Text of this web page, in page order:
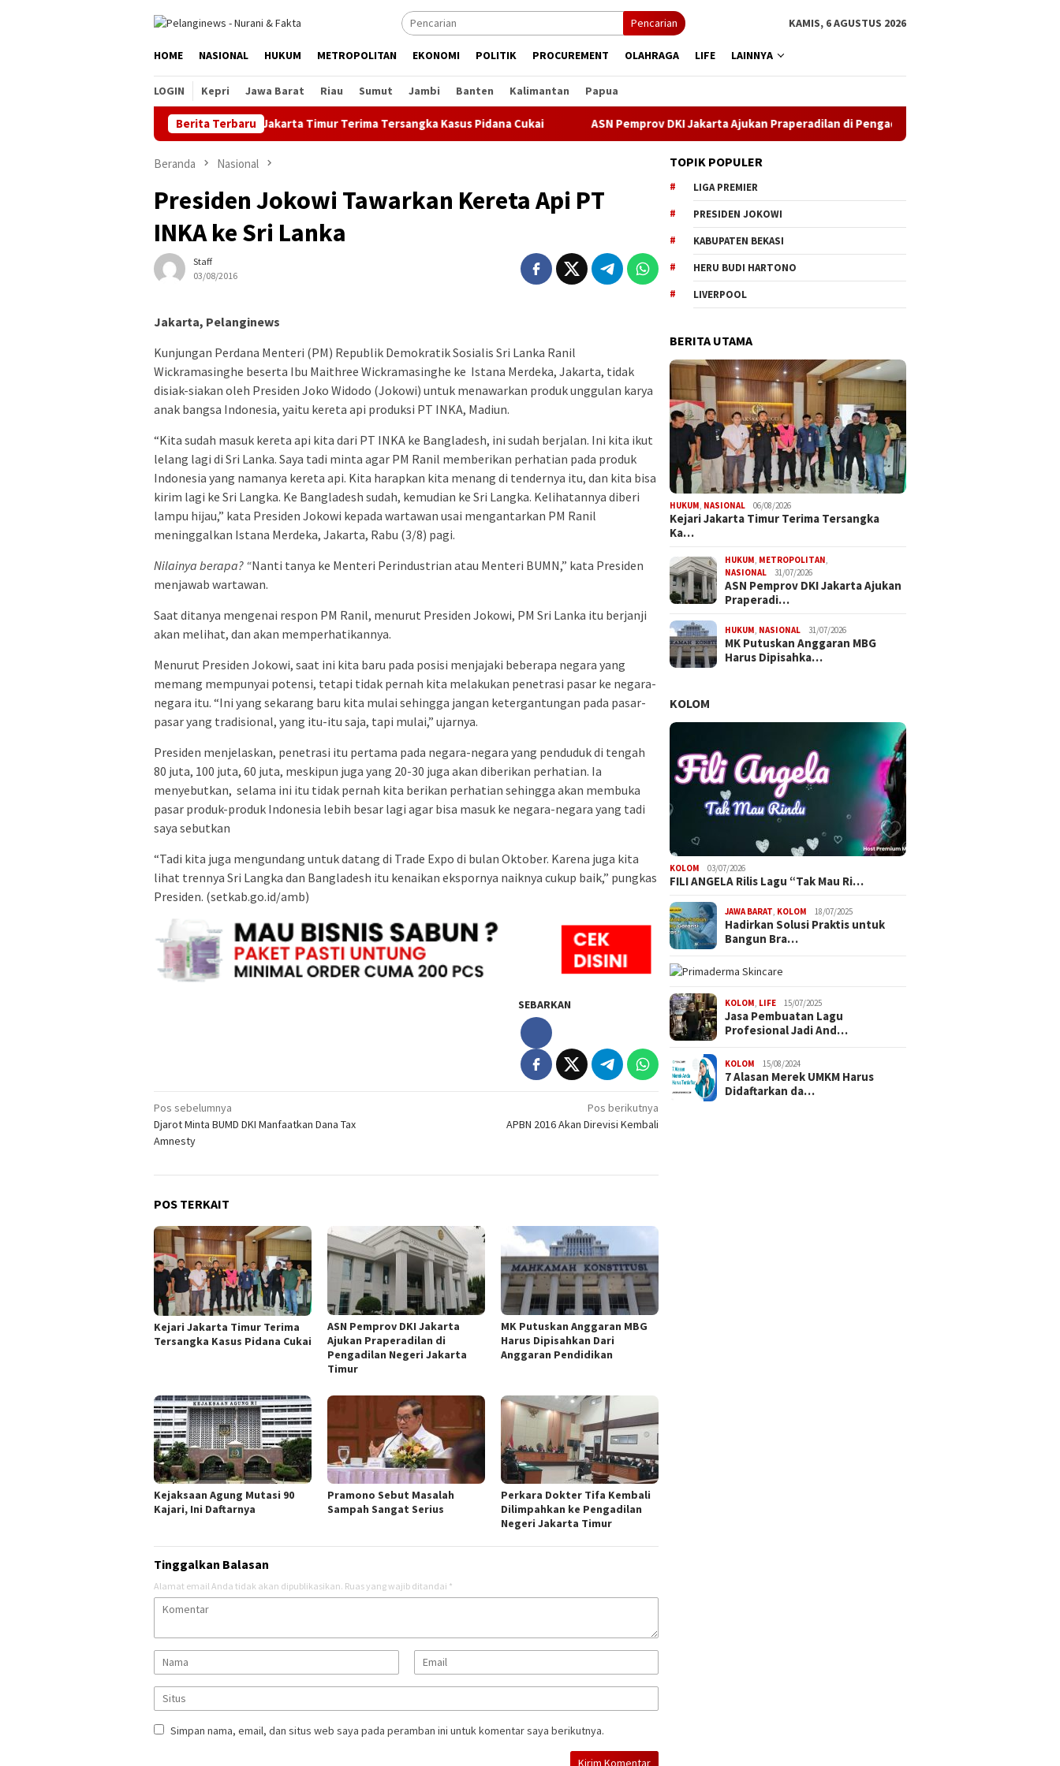
Pencarian KAMIS, 6 AGUSTUS 2026
HOME NASIONAL HUKUM METROPOLITAN EKONOMI POLITIK PROCUREMENT OLAHRAGA LIFE LAINNYA
LOGIN Kepri Jawa Barat Riau Sumut Jambi Banten Kalimantan Papua
Berita Terbaru
Kejari Jakarta Timur Terima Tersangka Kasus Pidana Cukai ASN Pemprov DKI Jakarta Ajukan Praperadilan di Pengadilan Negeri Jakarta Timur
Beranda Nasional
Presiden Jokowi Tawarkan Kereta Api PT
INKA ke Sri Lanka
Staff
03/08/2016
Jakarta, Pelanginews
Kunjungan Perdana Menteri (PM) Republik Demokratik Sosialis Sri Lanka Ranil
Wickramasinghe beserta Ibu Maithree Wickramasinghe ke Istana Merdeka, Jakarta, tidak
disiak-siakan oleh Presiden Joko Widodo (Jokowi) untuk menawarkan produk unggulan karya
anak bangsa Indonesia, yaitu kereta api produksi PT INKA, Madiun.
“Kita sudah masuk kereta api kita dari PT INKA ke Bangladesh, ini sudah berjalan. Ini kita ikut
lelang lagi di Sri Lanka. Saya tadi minta agar PM Ranil memberikan perhatian pada produk
Indonesia yang namanya kereta api. Kita harapkan kita menang di tendernya itu, dan kita bisa
kirim lagi ke Sri Langka. Ke Bangladesh sudah, kemudian ke Sri Langka. Kelihatannya diberi
lampu hijau,” kata Presiden Jokowi kepada wartawan usai mengantarkan PM Ranil
meninggalkan Istana Merdeka, Jakarta, Rabu (3/8) pagi.
Nilainya berapa? “Nanti tanya ke Menteri Perindustrian atau Menteri BUMN,” kata Presiden
menjawab wartawan.
Saat ditanya mengenai respon PM Ranil, menurut Presiden Jokowi, PM Sri Lanka itu berjanji
akan melihat, dan akan memperhatikannya.
Menurut Presiden Jokowi, saat ini kita baru pada posisi menjajaki beberapa negara yang
memang mempunyai potensi, tetapi tidak pernah kita melakukan penetrasi pasar ke negara-
negara itu. “Ini yang sekarang baru kita mulai sehingga jangan ketergantungan pada pasar-
pasar yang tradisional, yang itu-itu saja, tapi mulai,” ujarnya.
Presiden menjelaskan, penetrasi itu pertama pada negara-negara yang penduduk di tengah
80 juta, 100 juta, 60 juta, meskipun juga yang 20-30 juga akan diberikan perhatian. Ia
menyebutkan, selama ini itu tidak pernah kita berikan perhatian sehingga akan membuka
pasar produk-produk Indonesia lebih besar lagi agar bisa masuk ke negara-negara yang tadi
saya sebutkan
“Tadi kita juga mengundang untuk datang di Trade Expo di bulan Oktober. Karena juga kita
lihat trennya Sri Langka dan Bangladesh itu kenaikan ekspornya naiknya cukup baik,” pungkas
Presiden. (setkab.go.id/amb)
SEBARKAN
Navigasi
pos
Pos sebelumnya
Djarot Minta BUMD DKI Manfaatkan Dana Tax
Amnesty
Pos berikutnya
APBN 2016 Akan Direvisi Kembali
POS TERKAIT
Kejari Jakarta Timur Terima
Tersangka Kasus Pidana Cukai
ASN Pemprov DKI Jakarta
Ajukan Praperadilan di
Pengadilan Negeri Jakarta
Timur
MK Putuskan Anggaran MBG
Harus Dipisahkan Dari
Anggaran Pendidikan
Kejaksaan Agung Mutasi 90
Kajari, Ini Daftarnya
Pramono Sebut Masalah
Sampah Sangat Serius
Perkara Dokter Tifa Kembali
Dilimpahkan ke Pengadilan
Negeri Jakarta Timur
Tinggalkan Balasan
Alamat email Anda tidak akan dipublikasikan. Ruas yang wajib ditandai *
Simpan nama, email, dan situs web saya pada peramban ini untuk komentar saya berikutnya.
TOPIK POPULER
LIGA PREMIER
PRESIDEN JOKOWI
KABUPATEN BEKASI
HERU BUDI HARTONO
LIVERPOOL
BERITA UTAMA
HUKUM NASIONAL 06/08/2026
Kejari Jakarta Timur Terima Tersangka
Ka…
HUKUM METROPOLITAN
NASIONAL
31/07/2026
ASN Pemprov DKI Jakarta Ajukan
Praperadi…
HUKUM NASIONAL 31/07/2026
MK Putuskan Anggaran MBG
Harus Dipisahka…
KOLOM
KOLOM 03/07/2026
FILI ANGELA Rilis Lagu “Tak Mau Ri…
JAWA BARAT KOLOM 18/07/2025
Hadirkan Solusi Praktis untuk
Bangun Bra…
KOLOM LIFE 15/07/2025
Jasa Pembuatan Lagu
Profesional Jadi And…
KOLOM 15/08/2024
7 Alasan Merek UMKM Harus
Didaftarkan da…